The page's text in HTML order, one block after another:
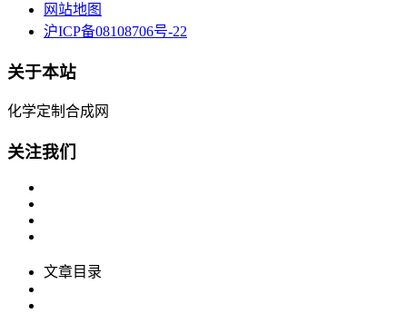
网站地图
沪ICP备08108706号-22
关于本站
化学定制合成网
关注我们
文章目录